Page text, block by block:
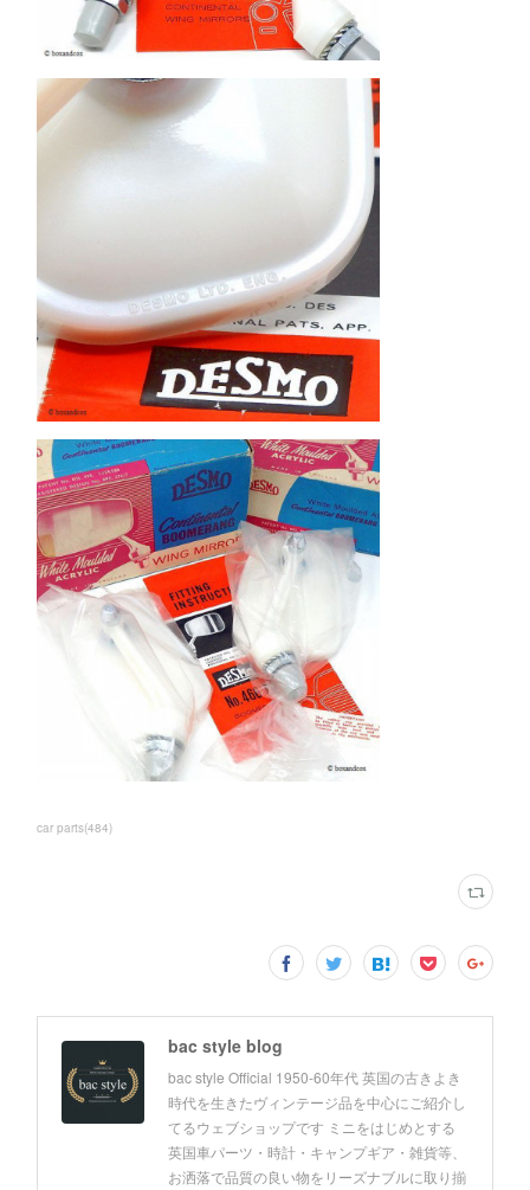
car parts(484)
bac style blog
bac style Official 1950-60年代 英国の古きよき
時代を生きたヴィンテージ品を中心にご紹介し
てるウェブショップです ミニをはじめとする
英国車パーツ・時計・キャンプギア・雑貨等、
お洒落で品質の良い物をリーズナブルに取り揃